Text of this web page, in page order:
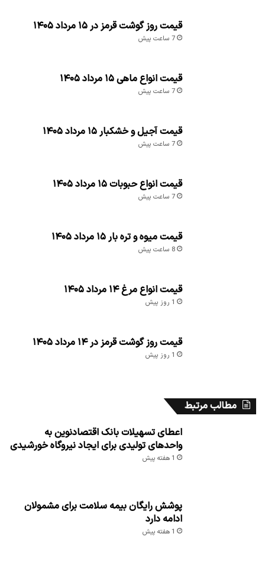
قیمت روز گوشت قرمز در ۱۵ مرداد ۱۴۰۵
7 ساعت پیش
قیمت انواع ماهی ۱۵ مرداد ۱۴۰۵
7 ساعت پیش
قیمت آجیل و خشکبار ۱۵ مرداد ۱۴۰۵
7 ساعت پیش
قیمت انواع حبوبات ۱۵ مرداد ۱۴۰۵
7 ساعت پیش
قیمت میوه و تره بار ۱۵ مرداد ۱۴۰۵
8 ساعت پیش
قیمت انواع مرغ ۱۴ مرداد ۱۴۰۵
1 روز پیش
قیمت روز گوشت قرمز در ۱۴ مرداد ۱۴۰۵
1 روز پیش
مطالب مرتبط
اعطای تسهیلات بانک اقتصادنوین به
واحدهای تولیدی برای ایجاد نیروگاه خورشیدی
1 هفته پیش
پوشش رایگان بیمه سلامت برای مشمولان
ادامه دارد
1 هفته پیش